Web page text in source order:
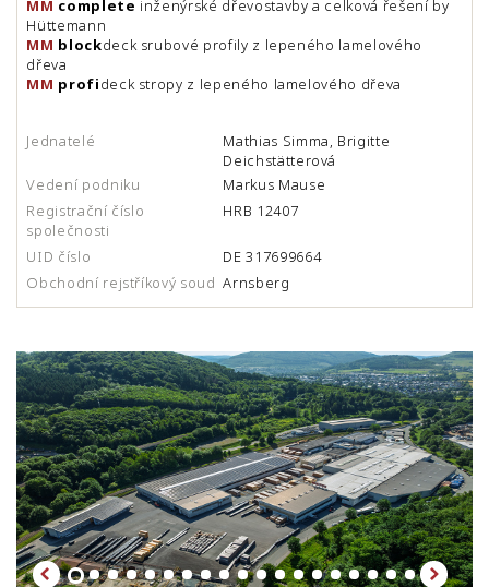
MM complete inženýrské dřevostavby a celková řešení by
Hüttemann
MM blockdeck srubové profily z lepeného lamelového
dřeva
MM profideck stropy z lepeného lamelového dřeva
Jednatelé
Mathias Simma, Brigitte
Deichstätterová
Vedení podniku
Markus Mause
Registrační číslo
společnosti
HRB 12407
UID číslo
DE 317699664
Obchodní rejstříkový soud Arnsberg